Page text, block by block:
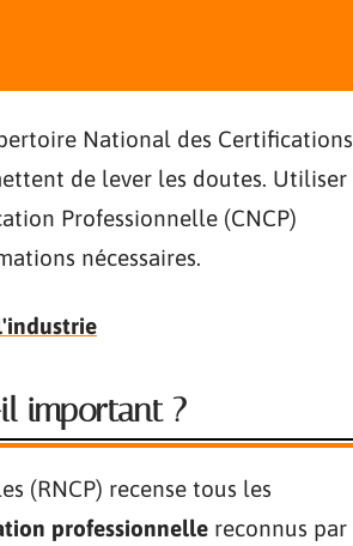
National des Certifications
de lever les doutes. Utiliser
Professionnelle (CNCP)
nécessaires.
important ?
(RNCP) recense tous les
professionnelle reconnus par